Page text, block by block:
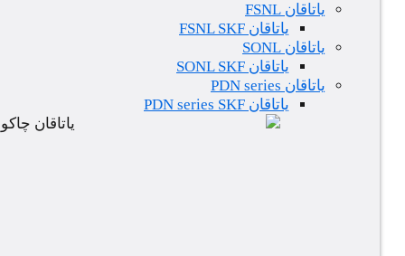
یاتاقان FSNL
یاتاقان FSNL SKF
یاتاقان SONL
یاتاقان SONL SKF
یاتاقان PDN series
یاتاقان PDN series SKF